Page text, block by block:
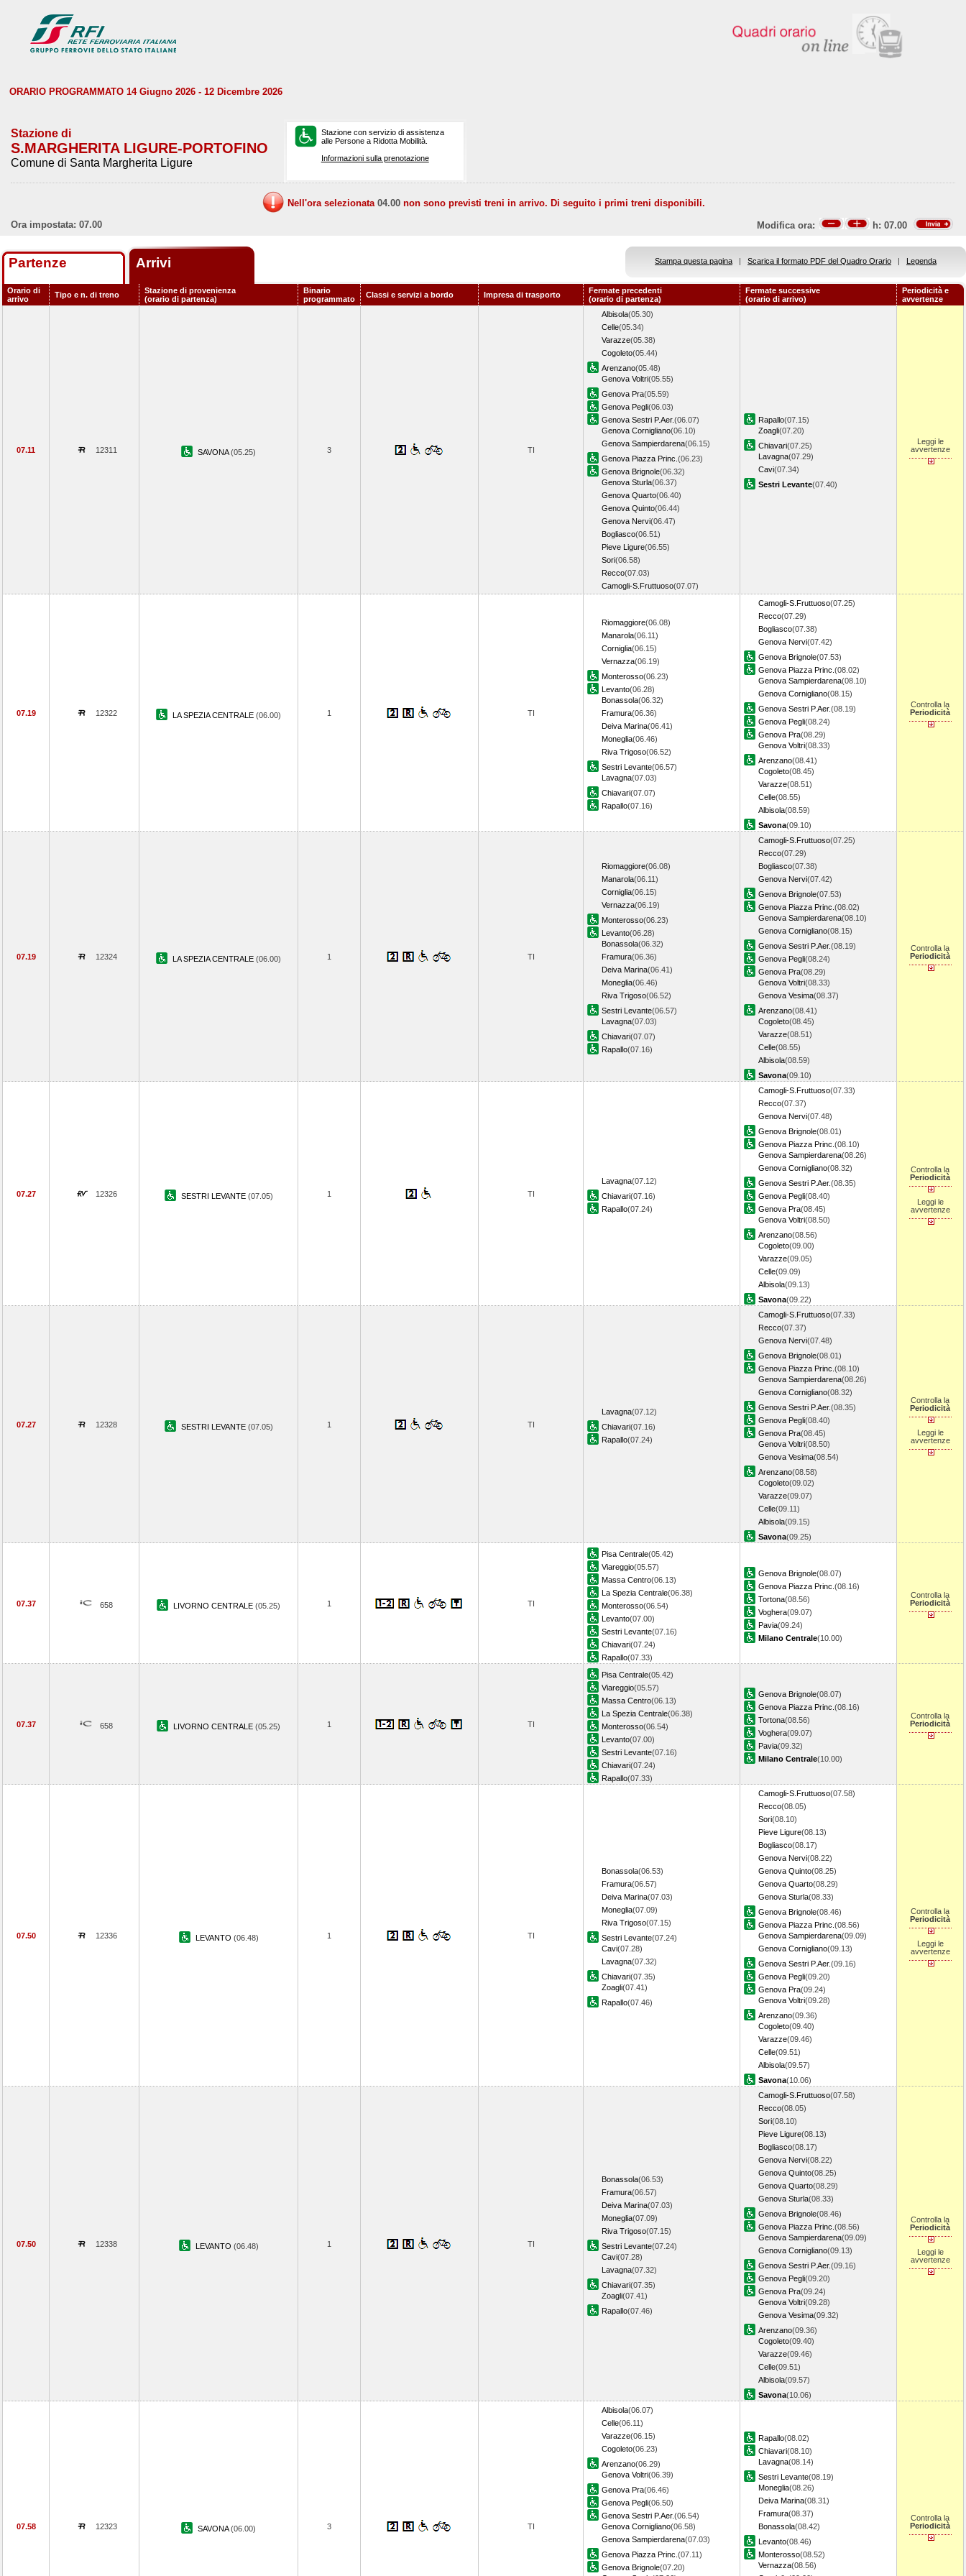
ORARIO PROGRAMMATO 14 Giugno 2026 - 12 Dicembre 2026
Stazione di
S.MARGHERITA LIGURE-PORTOFINO
Comune di Santa Margherita Ligure
Stazione con servizio di assistenza
alle Persone a Ridotta Mobilità.
Informazioni sulla prenotazione
Nell'ora selezionata 04.00 non sono previsti treni in arrivo. Di seguito i primi treni disponibili.
Ora impostata: 07.00
Modifica ora: h: 07.00
Partenze Arrivi Stampa questa pagina | Scarica il formato PDF del Quadro Orario | Legenda
Orario di
arrivo
Tipo e n. di treno
Stazione di provenienza
(orario di partenza)
Binario
programmato
Classi e servizi a bordo Impresa di trasporto
Fermate precedenti
(orario di partenza)
Fermate successive
(orario di arrivo)
Periodicità e
avvertenze
07.11 12311 SAVONA(05.25) 3 TI
Albisola(05.30)
Celle(05.34)
Varazze(05.38)
Cogoleto(05.44)
Arenzano(05.48)
Genova Voltri(05.55)
Genova Pra(05.59)
Genova Pegli(06.03)
Genova Sestri P.Aer.(06.07)
Genova Cornigliano(06.10)
Genova Sampierdarena(06.15)
Genova Piazza Princ. (06.23)
Genova Brignole(06.32)
Genova Sturla(06.37)
Genova Quarto(06.40)
Genova Quinto(06.44)
Genova Nervi(06.47)
Bogliasco(06.51)
Pieve Ligure(06.55)
Sori(06.58)
Recco(07.03)
Camogli-S.Fruttuoso(07.07)
Rapallo(07.15)
Zoagli(07.20)
Chiavari(07.25)
Lavagna(07.29)
Cavi(07.34)
Sestri Levante(07.40)
Leggi le
avvertenze
07.19 12322 LA SPEZIA CENTRALE (06.00) 1 TI
Riomaggiore(06.08)
Manarola(06.11)
Corniglia(06.15)
Vernazza(06.19)
Monterosso(06.23)
Levanto(06.28)
Bonassola(06.32)
Framura(06.36)
Deiva Marina(06.41)
Moneglia(06.46)
Riva Trigoso(06.52)
Sestri Levante(06.57)
Lavagna(07.03)
Chiavari(07.07)
Rapallo(07.16)
Camogli-S.Fruttuoso(07.25)
Recco(07.29)
Bogliasco(07.38)
Genova Nervi(07.42)
Genova Brignole(07.53)
Genova Piazza Princ. (08.02)
Genova Sampierdarena(08.10)
Genova Cornigliano(08.15)
Genova Sestri P.Aer.(08.19)
Genova Pegli(08.24)
Genova Pra(08.29)
Genova Voltri(08.33)
Arenzano(08.41)
Cogoleto(08.45)
Varazze(08.51)
Celle(08.55)
Albisola(08.59)
Savona(09.10)
Controlla la
Periodicità
07.19 12324 LA SPEZIA CENTRALE (06.00) 1 TI
Riomaggiore(06.08)
Manarola(06.11)
Corniglia(06.15)
Vernazza(06.19)
Monterosso(06.23)
Levanto(06.28)
Bonassola(06.32)
Framura(06.36)
Deiva Marina(06.41)
Moneglia(06.46)
Riva Trigoso(06.52)
Sestri Levante(06.57)
Lavagna(07.03)
Chiavari(07.07)
Rapallo(07.16)
Camogli-S.Fruttuoso(07.25)
Recco(07.29)
Bogliasco(07.38)
Genova Nervi(07.42)
Genova Brignole(07.53)
Genova Piazza Princ. (08.02)
Genova Sampierdarena(08.10)
Genova Cornigliano(08.15)
Genova Sestri P.Aer.(08.19)
Genova Pegli(08.24)
Genova Pra(08.29)
Genova Voltri(08.33)
Genova Vesima(08.37)
Arenzano(08.41)
Cogoleto(08.45)
Varazze(08.51)
Celle(08.55)
Albisola(08.59)
Savona(09.10)
Controlla la
Periodicità
07.27 12326 SESTRI LEVANTE (07.05) 1 TI
Lavagna(07.12)
Chiavari(07.16)
Rapallo(07.24)
Camogli-S.Fruttuoso(07.33)
Recco(07.37)
Genova Nervi(07.48)
Genova Brignole(08.01)
Genova Piazza Princ. (08.10)
Genova Sampierdarena(08.26)
Genova Cornigliano(08.32)
Genova Sestri P.Aer.(08.35)
Genova Pegli(08.40)
Genova Pra(08.45)
Genova Voltri(08.50)
Arenzano(08.56)
Cogoleto(09.00)
Varazze(09.05)
Celle(09.09)
Albisola(09.13)
Savona(09.22)
Controlla la
Periodicità
Leggi le
avvertenze
07.27 12328 SESTRI LEVANTE (07.05) 1 TI
Lavagna(07.12)
Chiavari(07.16)
Rapallo(07.24)
Camogli-S.Fruttuoso(07.33)
Recco(07.37)
Genova Nervi(07.48)
Genova Brignole(08.01)
Genova Piazza Princ. (08.10)
Genova Sampierdarena(08.26)
Genova Cornigliano(08.32)
Genova Sestri P.Aer.(08.35)
Genova Pegli(08.40)
Genova Pra(08.45)
Genova Voltri(08.50)
Genova Vesima(08.54)
Arenzano(08.58)
Cogoleto(09.02)
Varazze(09.07)
Celle(09.11)
Albisola(09.15)
Savona(09.25)
Controlla la
Periodicità
Leggi le
avvertenze
07.37 658 LIVORNO CENTRALE (05.25) 1 TI
Pisa Centrale(05.42)
Viareggio(05.57)
Massa Centro(06.13)
La Spezia Centrale(06.38)
Monterosso(06.54)
Levanto(07.00)
Sestri Levante(07.16)
Chiavari(07.24)
Rapallo(07.33)
Genova Brignole(08.07)
Genova Piazza Princ. (08.16)
Tortona(08.56)
Voghera(09.07)
Pavia(09.24)
Milano Centrale(10.00)
Controlla la
Periodicità
07.37 658 LIVORNO CENTRALE (05.25) 1 TI
Pisa Centrale(05.42)
Viareggio(05.57)
Massa Centro(06.13)
La Spezia Centrale(06.38)
Monterosso(06.54)
Levanto(07.00)
Sestri Levante(07.16)
Chiavari(07.24)
Rapallo(07.33)
Genova Brignole(08.07)
Genova Piazza Princ. (08.16)
Tortona(08.56)
Voghera(09.07)
Pavia(09.32)
Milano Centrale(10.00)
Controlla la
Periodicità
07.50 12336 LEVANTO (06.48) 1 TI
Bonassola(06.53)
Framura(06.57)
Deiva Marina(07.03)
Moneglia(07.09)
Riva Trigoso(07.15)
Sestri Levante(07.24)
Cavi(07.28)
Lavagna(07.32)
Chiavari(07.35)
Zoagli(07.41)
Rapallo(07.46)
Camogli-S.Fruttuoso(07.58)
Recco(08.05)
Sori(08.10)
Pieve Ligure(08.13)
Bogliasco(08.17)
Genova Nervi(08.22)
Genova Quinto(08.25)
Genova Quarto(08.29)
Genova Sturla(08.33)
Genova Brignole(08.46)
Genova Piazza Princ. (08.56)
Genova Sampierdarena(09.09)
Genova Cornigliano(09.13)
Genova Sestri P.Aer.(09.16)
Genova Pegli(09.20)
Genova Pra(09.24)
Genova Voltri(09.28)
Arenzano(09.36)
Cogoleto(09.40)
Varazze(09.46)
Celle(09.51)
Albisola(09.57)
Savona(10.06)
Controlla la
Periodicità
Leggi le
avvertenze
07.50 12338 LEVANTO (06.48) 1 TI
Bonassola(06.53)
Framura(06.57)
Deiva Marina(07.03)
Moneglia(07.09)
Riva Trigoso(07.15)
Sestri Levante(07.24)
Cavi(07.28)
Lavagna(07.32)
Chiavari(07.35)
Zoagli(07.41)
Rapallo(07.46)
Camogli-S.Fruttuoso(07.58)
Recco(08.05)
Sori(08.10)
Pieve Ligure(08.13)
Bogliasco(08.17)
Genova Nervi(08.22)
Genova Quinto(08.25)
Genova Quarto(08.29)
Genova Sturla(08.33)
Genova Brignole(08.46)
Genova Piazza Princ. (08.56)
Genova Sampierdarena(09.09)
Genova Cornigliano(09.13)
Genova Sestri P.Aer.(09.16)
Genova Pegli(09.20)
Genova Pra(09.24)
Genova Voltri(09.28)
Genova Vesima(09.32)
Arenzano(09.36)
Cogoleto(09.40)
Varazze(09.46)
Celle(09.51)
Albisola(09.57)
Savona(10.06)
Controlla la
Periodicità
Leggi le
avvertenze
07.58 12323 SAVONA(06.00) 3 TI
Albisola(06.07)
Celle(06.11)
Varazze(06.15)
Cogoleto(06.23)
Arenzano(06.29)
Genova Voltri(06.39)
Genova Pra(06.46)
Genova Pegli(06.50)
Genova Sestri P.Aer.(06.54)
Genova Cornigliano(06.58)
Genova Sampierdarena(07.03)
Genova Piazza Princ. (07.11)
Genova Brignole(07.20)
Rapallo(08.02)
Chiavari(08.10)
Lavagna(08.14)
Sestri Levante(08.19)
Moneglia(08.26)
Deiva Marina(08.31)
Framura(08.37)
Bonassola(08.42)
Levanto(08.46)
Monterosso(08.52)
Vernazza(08.56)
Controlla la
Periodicità